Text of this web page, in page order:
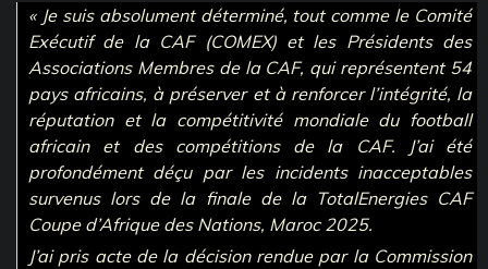
« Je suis absolument déterminé, tout comme le Comité
Exécutif de la CAF (COMEX) et les Présidents des
Associations Membres de la CAF, qui représentent 54
pays africains, à préserver et à renforcer l’intégrité, la
réputation et la compétitivité mondiale du football
africain et des compétitions de la CAF. J’ai été
profondément déçu par les incidents inacceptables
survenus lors de la finale de la TotalEnergies CAF
Coupe d’Afrique des Nations, Maroc 2025.
J’ai pris acte de la décision rendue par la Commission